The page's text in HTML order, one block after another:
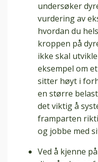
undersøker
vurdering av
hvordan du
kroppen på
ikke skal
eksempel om
sitter høyt i
en større
det viktig å
framparten
og jobbe med
Ved å kjenne